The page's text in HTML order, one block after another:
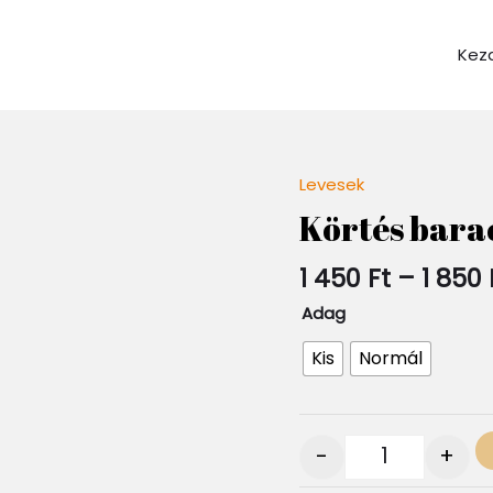
Levesek
Körtés
1 450 Ft – 1 850
Adag
Kis Normál
- +